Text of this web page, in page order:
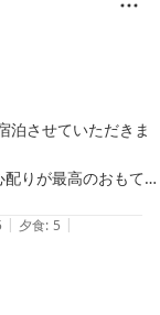
泊させていただきま
りが最高のおもてな
ことなく自由に遊ば
り、ここまで気持ち
| 夕食: 5 |